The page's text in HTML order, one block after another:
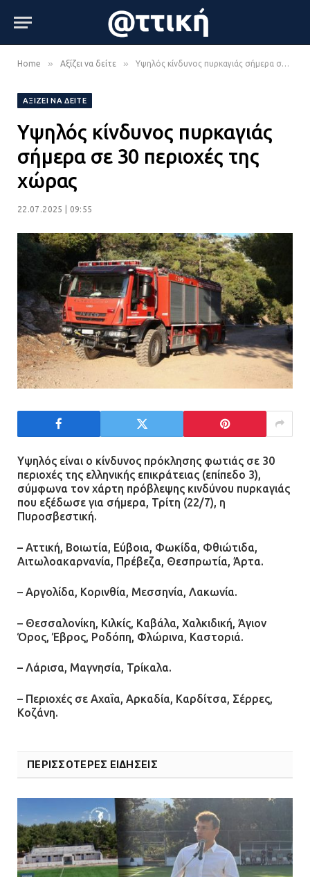
Home » Αξίζει να δείτε » Υψηλός κίνδυνος πυρκαγιάς σήμερα σε 30 περιοχές της χώρας
ΑΞΊΖΕΙ ΝΑ ΔΕΊΤΕ
Υψηλός κίνδυνος πυρκαγιάς
σήμερα σε 30 περιοχές της
χώρας
22.07.2025 | 09:55
Υψηλός είναι ο κίνδυνος πρόκλησης φωτιάς σε 30
περιοχές της ελληνικής επικράτειας (επίπεδο 3),
σύμφωνα τον χάρτη πρόβλεψης κινδύνου πυρκαγιάς
που εξέδωσε για σήμερα, Τρίτη (22/7), η
Πυροσβεστική.
– Αττική, Βοιωτία, Εύβοια, Φωκίδα, Φθιώτιδα,
Αιτωλοακαρνανία, Πρέβεζα, Θεσπρωτία, Άρτα.
– Αργολίδα, Κορινθία, Μεσσηνία, Λακωνία.
– Θεσσαλονίκη, Κιλκίς, Καβάλα, Χαλκιδική, Άγιον
Όρος, Έβρος, Ροδόπη, Φλώρινα, Καστοριά.
– Λάρισα, Μαγνησία, Τρίκαλα.
– Περιοχές σε Αχαΐα, Αρκαδία, Καρδίτσα, Σέρρες,
Κοζάνη.
ΠΕΡΙΣΣΟΤΕΡΕΣ ΕΙΔΗΣΕΙΣ